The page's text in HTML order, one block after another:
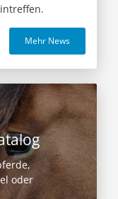
Mehr News
oder